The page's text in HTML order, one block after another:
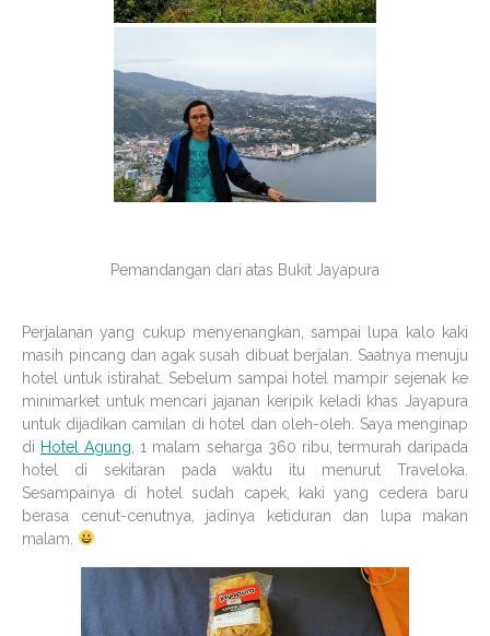
Pemandangan dari atas Bukit Jayapura
Perjalanan yang cukup menyenangkan, sampai lupa kalo kaki
masih pincang dan agak susah dibuat berjalan. Saatnya menuju
hotel untuk istirahat. Sebelum sampai hotel mampir sejenak ke
minimarket untuk mencari jajanan keripik keladi khas Jayapura
untuk dijadikan camilan di hotel dan oleh-oleh. Saya menginap
di Hotel Agung , 1 malam seharga 360 ribu, termurah daripada
hotel di sekitaran pada waktu itu menurut Traveloka.
Sesampainya di hotel sudah capek, kaki yang cedera baru
berasa cenut-cenutnya, jadinya ketiduran dan lupa makan
malam.